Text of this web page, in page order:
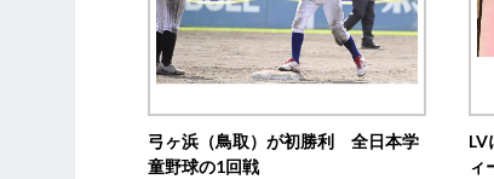
弓ヶ浜（鳥取）が初勝利 全日本学
童野球の1回戦
ィ